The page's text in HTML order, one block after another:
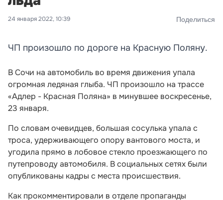
24 января 2022, 10:39 Поделиться
ЧП произошло по дороге на Красную Поляну.
В Сочи на автомобиль во время движения упала
огромная ледяная глыба. ЧП произошло на трассе
«Адлер - Красная Поляна» в минувшее воскресенье,
23 января.
По словам очевидцев, большая сосулька упала с
троса, удерживающего опору вантового моста, и
угодила прямо в лобовое стекло проезжающего по
путепроводу автомобиля. В социальных сетях были
опубликованы кадры с места происшествия.
Как прокомментировали в отделе пропаганды